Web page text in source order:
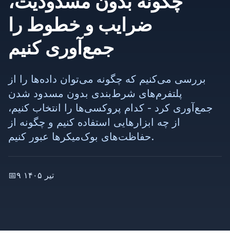
ضرایب و خطوط را
جمع‌آوری کنیم
بررسی می‌کنیم که چگونه می‌توان داده‌ها را از
پلتفرم‌های شرط‌بندی بدون مسدود شدن
جمع‌آوری کرد - کدام پروکسی‌ها را انتخاب کنیم،
از چه ابزارهایی استفاده کنیم و چگونه از
حفاظت‌های بوک‌میکرها عبور کنیم.
📅 ۹ تیر ۱۴۰۵